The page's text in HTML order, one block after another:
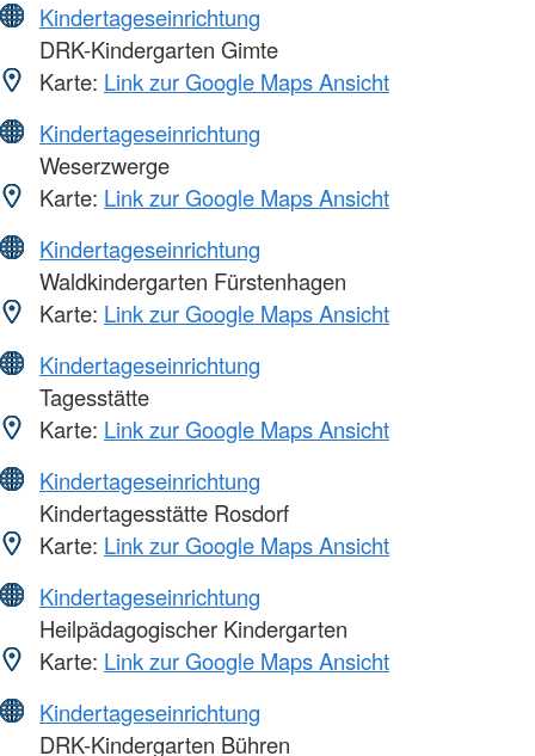
Kindertageseinrichtung
DRK-Kindergarten Gimte
Karte: Link zur Google Maps Ansicht
Kindertageseinrichtung
Weserzwerge
Karte: Link zur Google Maps Ansicht
Kindertageseinrichtung
Waldkindergarten Fürstenhagen
Karte: Link zur Google Maps Ansicht
Kindertageseinrichtung
Tagesstätte
Karte: Link zur Google Maps Ansicht
Kindertageseinrichtung
Kindertagesstätte Rosdorf
Karte: Link zur Google Maps Ansicht
Kindertageseinrichtung
Heilpädagogischer Kindergarten
Karte: Link zur Google Maps Ansicht
Kindertageseinrichtung
DRK-Kindergarten Bühren